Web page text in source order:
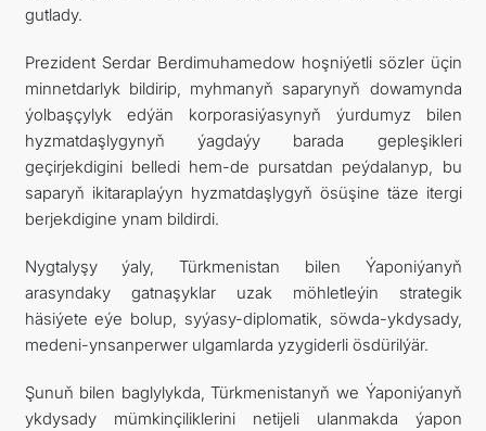
gutlady.
Prezident Serdar Berdimuhamedow hoşniýetli sözler üçin
minnetdarlyk bildirip, myhmanyň saparynyň dowamynda
ýolbaşçylyk edýän korporasiýasynyň ýurdumyz bilen
hyzmatdaşlygynyň ýagdaýy barada gepleşikleri
geçirjekdigini belledi hem-de pursatdan peýdalanyp, bu
saparyň ikitaraplaýyn hyzmatdaşlygyň ösüşine täze itergi
berjekdigine ynam bildirdi.
Nygtalyşy ýaly, Türkmenistan bilen Ýaponiýanyň
arasyndaky gatnaşyklar uzak möhletleýin strategik
häsiýete eýe bolup, syýasy-diplomatik, söwda-ykdysady,
medeni-ynsanperwer ulgamlarda yzygiderli ösdürilýär.
Şunuň bilen baglylykda, Türkmenistanyň we Ýaponiýanyň
ykdysady mümkinçiliklerini netijeli ulanmakda ýapon